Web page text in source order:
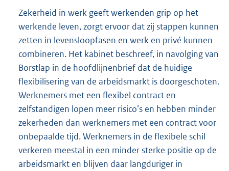
Zekerheid in werk geeft werkenden grip op het
werkende leven, zorgt ervoor dat zij stappen kunnen
zetten in levensloopfasen en werk en privé kunnen
combineren. Het kabinet beschreef, in navolging van
Borstlap in de hoofdlijnenbrief dat de huidige
flexibilisering van de arbeidsmarkt is doorgeschoten.
Werknemers met een flexibel contract en
zelfstandigen lopen meer risico’s en hebben minder
zekerheden dan werknemers met een contract voor
onbepaalde tijd. Werknemers in de flexibele schil
verkeren meestal in een minder sterke positie op de
arbeidsmarkt en blijven daar langduriger in